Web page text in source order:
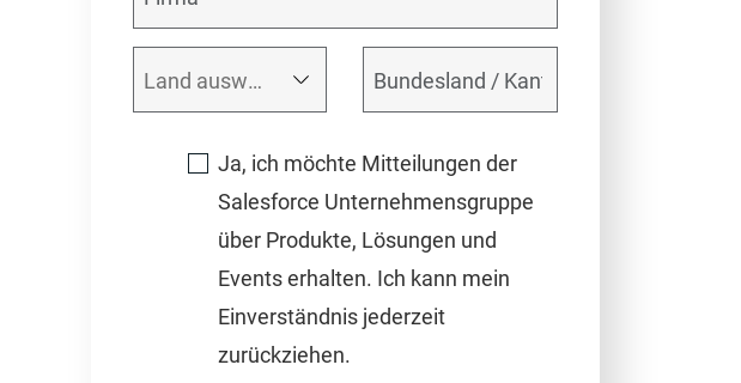
Ja, ich möchte Mitteilungen der
Salesforce Unternehmensgruppe
über Produkte, Lösungen und
Events erhalten. Ich kann mein
Einverständnis jederzeit
zurückziehen.